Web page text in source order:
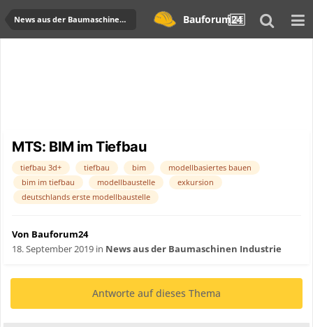
News aus der Baumaschinen Industrie Bauforum24
MTS: BIM im Tiefbau
tiefbau 3d+ tiefbau bim
modellbasiertes bauen
bim im tiefbau
modellbaustelle
exkursion
deutschlands erste modellbaustelle
Von Bauforum24
18. September 2019 in News aus der Baumaschinen Industrie
Antworte auf dieses Thema